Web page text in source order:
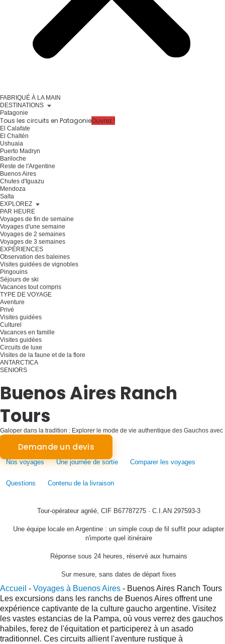
FABRIQUÉ À LA MAIN
DESTINATIONS
Patagonie
Tous les circuits en PatagonieOuvrez !
El Calafate
El Chaltén
Ushuaia
Puerto Madryn
Bariloche
Reste de l'Argentine
Buenos Aires
Chutes d'Iguazu
Mendoza
Salta
EXPLOREZ
PAR HEURE
Voyages de fin de semaine
Voyages d'une semaine
Voyages de 2 semaines
Voyages de 3 semaines
EXPÉRIENCES
Observation des baleines
Visites guidées de vignobles
Pingouins
Séjours de ski
Vacances tout compris
TYPE DE VOYAGE
Aventure
Privé
Visites guidées
Culturel
Vacances en famille
Visites guidées
Circuits de luxe
Visites de la faune et de la flore
ANTARCTICA
SENIORS
Buenos Aires Ranch
Tours
Galoper dans la tradition : Explorer le mode de vie authentique des Gauchos avec
Buenos Aires Ranch Tours
Demande un devis
Nos voyages Une journée de sortie Comparer les voyages
Questions Contenu de la livraison
Tour-opérateur agréé, CIF B67787275 · C.I.AN 297593-3
Une équipe locale en Argentine : un simple coup de fil suffit pour adapter
n'importe quel itinéraire
Réponse sous 24 heures, réservé aux humains
Sur mesure, sans dates de départ fixes
Accueil - Voyages à Buenos Aires - Buenos Aires Ranch Tours
Les excursions dans les ranchs de Buenos Aires offrent une
expérience captivante de la culture gaucho argentine. Visitez
les vastes estancias de la Pampa, où vous verrez des gauchos
habiles, ferez de l'équitation et participerez à un asado
traditionnel. Ces circuits allient l'aventure rustique à